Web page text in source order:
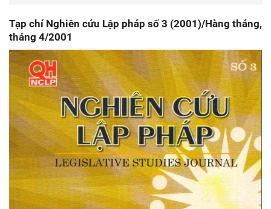
Tạp chí Nghiên cứu Lập pháp số 3 (2001)/Hàng tháng,
tháng 4/2001